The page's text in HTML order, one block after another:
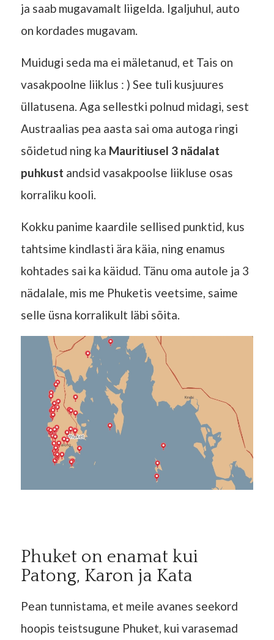
ja saab mugavamalt liigelda. Igaljuhul, auto
on kordades mugavam.
Muidugi seda ma ei mäletanud, et Tais on
vasakpoolne liiklus : ) See tuli kusjuures
üllatusena. Aga sellestki polnud midagi, sest
Austraalias pea aasta sai oma autoga ringi
sõidetud ning ka Mauritiusel 3 nädalat
puhkust andsid vasakpoolse liikluse osas
korraliku kooli.
Kokku panime kaardile sellised punktid, kus
tahtsime kindlasti ära käia, ning enamus
kohtades sai ka käidud. Tänu oma autole ja 3
nädalale, mis me Phuketis veetsime, saime
selle üsna korralikult läbi sõita.
Phuket on enamat kui
Patong, Karon ja Kata
Pean tunnistama, et meile avanes seekord
hoopis teistsugune Phuket, kui varasemad